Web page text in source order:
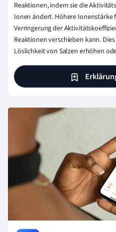
Reaktionen, indem sie die
Ionen ändert. Höhere
Verringerung der
Reaktionen verschieben kann.
Löslichkeit von Salzen erhöhen